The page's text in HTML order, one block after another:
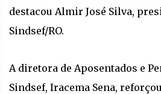
destacou Almir José Silva,
Sindsef/RO.
A diretora de Aposentados e
Sindsef, Iracema Sena,